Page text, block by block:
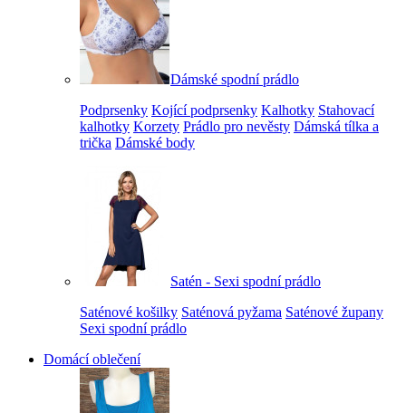
Dámské spodní prádlo
Podprsenky Kojící podprsenky Kalhotky Stahovací
kalhotky Korzety Prádlo pro nevěsty Dámská tílka a
trička Dámské body
Satén - Sexi spodní prádlo
Saténové košilky Saténová pyžama Saténové župany
Sexi spodní prádlo
Domácí oblečení